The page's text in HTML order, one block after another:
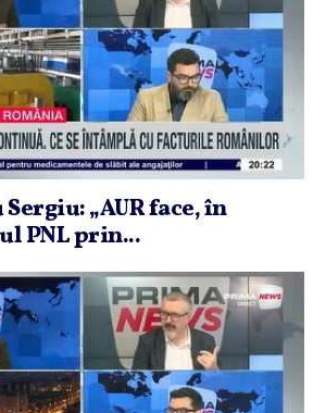
„AUR face, în
PNL prin...